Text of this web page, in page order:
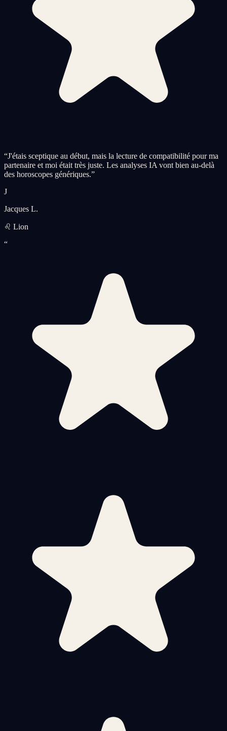
“J'étais sceptique au début, mais la lecture de compatibilité pour ma
partenaire et moi était très juste. Les analyses IA vont bien au-delà
des horoscopes génériques.”
J
Jacques L.
♌ Lion
“